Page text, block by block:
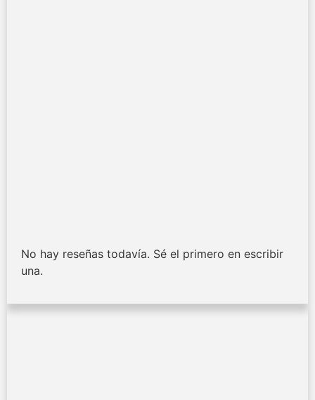
No hay reseñas todavía. Sé el primero en escribir
una.